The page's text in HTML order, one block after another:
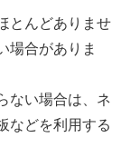
とんどありませ
場合がありま
ない場合は、ネ
などを利用する